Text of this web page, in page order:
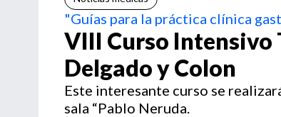
"Guías para la práctica clínica
VIII Curso
Delgado y Colon
Este interesante curso se
sala “Pablo Neruda.